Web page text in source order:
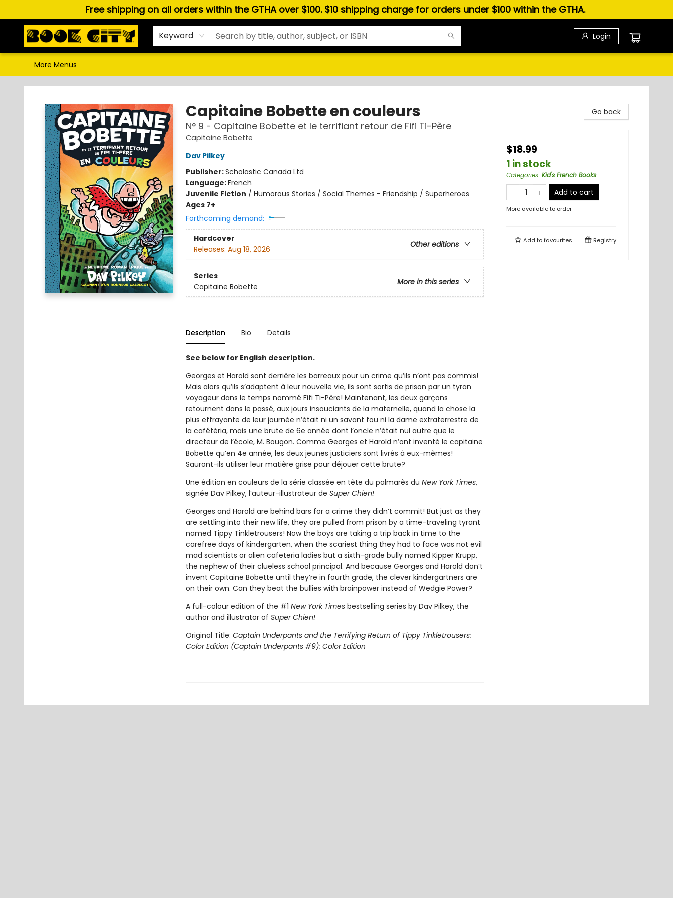
Free shipping on all orders within the GTHA over $100. $10 shipping charge for orders under $100 within the GTHA.
Keyword Login
Puzzles, Games & Stationery
More Menus
Book City In the Beach
Capitaine Bobette en couleurs
N° 9 - Capitaine Bobette et le terrifiant retour de Fifi Ti-Père
Capitaine Bobette
Dav Pilkey
Publisher:Scholastic Canada Ltd
Language:French
Juvenile Fiction / Humorous Stories / Social Themes - Friendship / Superheroes
Ages 7+
Forthcoming demand:
Hardcover
Other editions
Releases: Aug 18, 2026
Series
More in this series
Capitaine Bobette
Description Bio Details
See below for English description.
Georges et Harold sont derrière les barreaux pour un crime qu’ils n’ont pas commis!
Mais alors qu’ils s’adaptent à leur nouvelle vie, ils sont sortis de prison par un tyran
voyageur dans le temps nommé Fifi Ti-Père! Maintenant, les deux garçons
retournent dans le passé, aux jours insouciants de la maternelle, quand la chose la
plus effrayante de leur journée n’était ni un savant fou ni la dame extraterrestre de
la cafétéria, mais une brute de 6e année dont l’oncle n’était nul autre que le
directeur de l’école, M. Bougon. Comme Georges et Harold n’ont inventé le capitaine
Bobette qu’en 4e année, les deux jeunes justiciers sont livrés à eux-mêmes!
Sauront-ils utiliser leur matière grise pour déjouer cette brute?
Une édition en couleurs de la série classée en tête du palmarès du New York Times,
signée Dav Pilkey, l’auteur-illustrateur de Super Chien!
Georges and Harold are behind bars for a crime they didn’t commit! But just as they
are settling into their new life, they are pulled from prison by a time-traveling tyrant
named Tippy Tinkletrousers! Now the boys are taking a trip back in time to the
carefree days of kindergarten, when the scariest thing they had to face was not evil
mad scientists or alien cafeteria ladies but a sixth-grade bully named Kipper Krupp,
the nephew of their clueless school principal. And because Georges and Harold don’t
invent Capitaine Bobette until they’re in fourth grade, the clever kindergartners are
on their own. Can they beat the bullies with brainpower instead of Wedgie Power?
A full-colour edition of the #1 New York Timesbestselling series by Dav Pilkey, the
author and illustrator of Super Chien!
Original Title: Captain Underpants and the Terrifying Return of Tippy Tinkletrousers:
Color Edition (Captain Underpants #9): Color Edition
Go back
$18.99
1 in stock
Categories: Kid's French Books
Add to cart
More available to order
Add tofavourites Registry